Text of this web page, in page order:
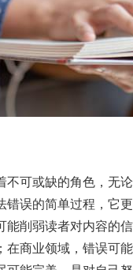
不可或缺的角色，无
错误的简单过程，它
能削弱读者对内容的
在商业领域，错误可